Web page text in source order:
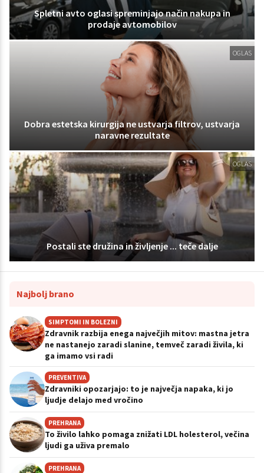
Spletni avto oglasi spreminjajo način nakupa in
prodaje avtomobilov
OGLAS
Dobra estetska kirurgija ne ustvarja filtrov, ustvarja
naravne rezultate
OGLAS
Postali ste družina in življenje ... teče dalje
Najbolj brano
SIMPTOMI IN BOLEZNI
Zdravnik razbija enega največjih mitov: mastna jetra
ne nastanejo zaradi slanine, temveč zaradi živila, ki
ga imamo vsi radi
PREVENTIVA
Zdravniki opozarjajo: to je največja napaka, ki jo
ljudje delajo med vročino
PREHRANA
To živilo lahko pomaga znižati LDL holesterol, večina
ljudi ga uživa premalo
PREHRANA